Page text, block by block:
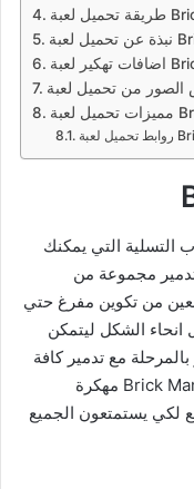
التسلية التي يمكنك
مجموعة من
من تكوين مفرغ حتي
الشكل ليتمكن
مع تدمير كافة
المربعات الموجودة بها حيث يتميز لعبة Brick Mania مهكرة
لكي يستمتعون الجميع